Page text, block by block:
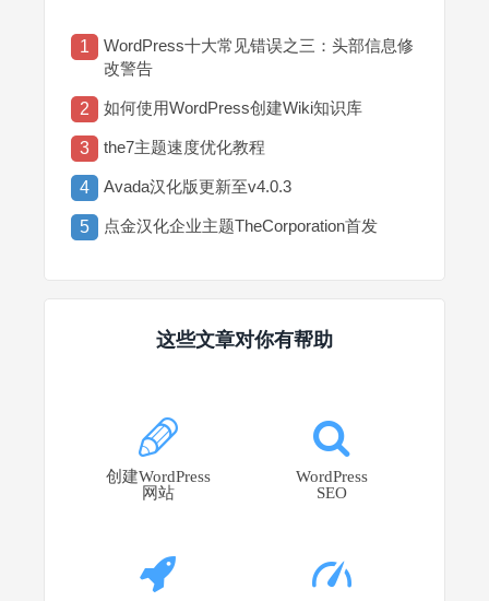
1
WordPress十大常见错误之三：头部信息修
改警告
2 如何使用WordPress创建Wiki知识库
3 the7主题速度优化教程
4 Avada汉化版更新至v4.0.3
5 点金汉化企业主题TheCorporation首发
这些文章对你有帮助
创建WordPress
网站
WordPress
SEO